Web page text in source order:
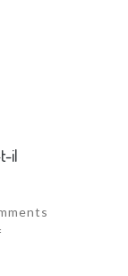
il